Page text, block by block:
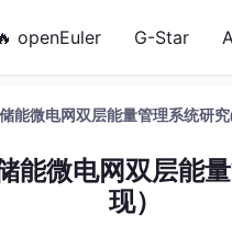
openEuler G-Star
能微电网双层能量管理系统研究
能微电网双层能
现）